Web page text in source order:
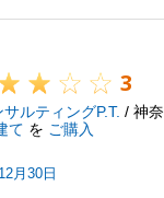
相談から約半年ほ
りごとがあればお
不動産でお悩み
介頂けますと幸い
3
ルティングP.T. / 神
て を ご購入
月30日